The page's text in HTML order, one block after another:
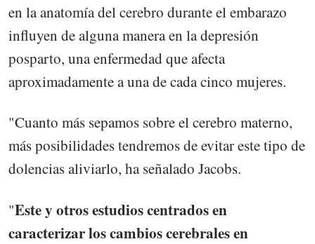
en la anatomía del cerebro durante el embarazo
influyen de alguna manera en la depresión
posparto, una enfermedad que afecta
aproximadamente a una de cada cinco mujeres.
"Cuanto más sepamos sobre el cerebro materno,
más posibilidades tendremos de evitar este tipo de
dolencias aliviarlo, ha señalado Jacobs.
"Este y otros estudios centrados en
caracterizar los cambios cerebrales en